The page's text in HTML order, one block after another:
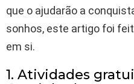
que o ajudarão a
sonhos, este artigo foi
em si.
1. Atividades